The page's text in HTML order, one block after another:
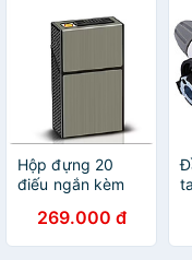
Hộp đựng 20
điếu ngắn kèm
mưa thoải mái
làm quà tặng
269.000 đ